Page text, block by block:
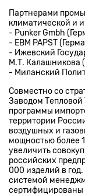
Партнерами
климатической и
- Punker Gmbh
- EBM PAPST
- Ижевский
М.Т. Калашникова
- Миланский
Совместно со
Заводом Тепловой
программы
территории
воздушных и
мощностью более
увеличить
российских
000 изделий в
системой
сертифицированы